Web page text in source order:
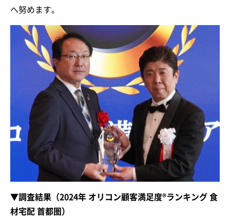
へ努めます。
▼調査結果（2024年 オリコン顧客満足度®ランキング 食
材宅配 首都圏）